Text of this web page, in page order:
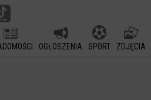
OGŁOSZENIA SPORT ZDJĘCIA